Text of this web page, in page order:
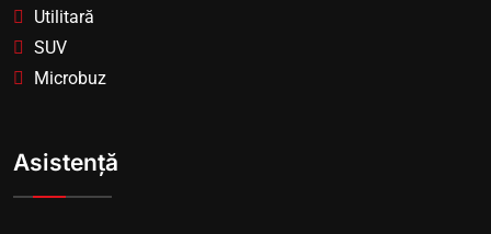
Utilitară
SUV
Microbuz
Asistență